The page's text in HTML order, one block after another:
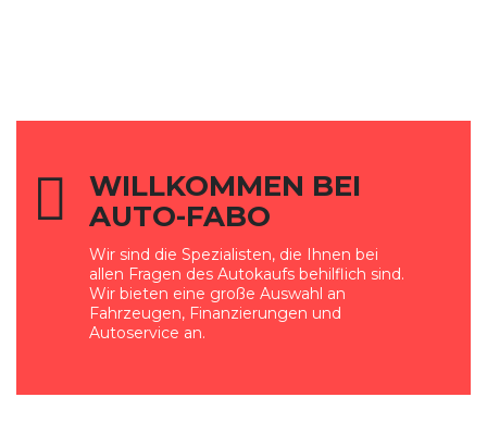
WILLKOMMEN BEI
AUTO-FABO
Wir sind die Spezialisten, die Ihnen bei
allen Fragen des Autokaufs behilflich sind.
Wir bieten eine große Auswahl an
Fahrzeugen, Finanzierungen und
Autoservice an.